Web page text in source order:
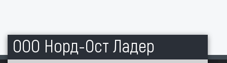
ООО Норд-Ост Ладер